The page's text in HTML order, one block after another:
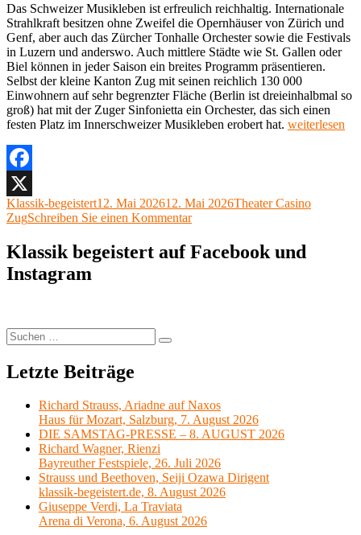
Das Schweizer Musikleben ist erfreulich reichhaltig. Internationale
Strahlkraft besitzen ohne Zweifel die Opernhäuser von Zürich und
Genf, aber auch das Zürcher Tonhalle Orchester sowie die Festivals
in Luzern und anderswo. Auch mittlere Städte wie St. Gallen oder
Biel können in jeder Saison ein breites Programm präsentieren.
Selbst der kleine Kanton Zug mit seinen reichlich 130 000
Einwohnern auf sehr begrenzter Fläche (Berlin ist dreieinhalbmal so
groß) hat mit der Zuger Sinfonietta ein Orchester, das sich einen
festen Platz im Innerschweizer Musikleben erobert hat. „Zuger
aus
Wien“
Zug,
weiterlesen
Facebook
X
Autor
Klassik-begeistertVeröffentlicht
am
12. Mai 202612. Mai 2026Kategorien
Theater Casino
ZugSchreiben Sie einen Kommentarzu
Sinfonietta,
Daniel
2026
Klassik begeistert auf Facebook und
Instagram
Suchen
nach:
Suchen
Letzte Beiträge
Richard Strauss, Ariadne auf Naxos
Haus für Mozart, Salzburg, 7. August 2026
DIE SAMSTAG-PRESSE – 8. AUGUST 2026
Richard Wagner, Rienzi
Bayreuther Festspiele, 26. Juli 2026
Strauss und Beethoven, Seiji Ozawa Dirigent
klassik-begeistert.de, 8. August 2026
Giuseppe Verdi, La Traviata
Arena di Verona, 6. August 2026